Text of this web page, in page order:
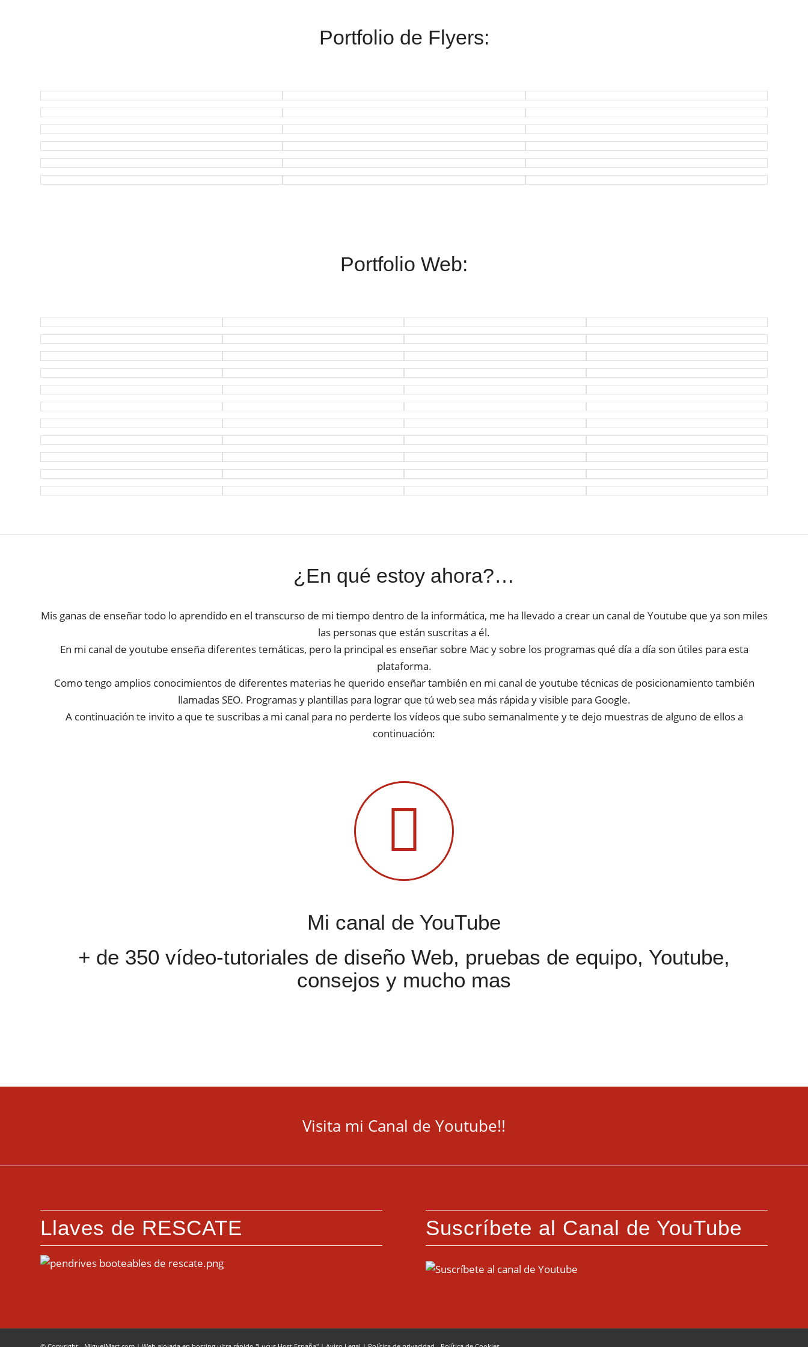
Portfolio de Flyers:
Portfolio Web:
¿En qué estoy ahora?…
Mis ganas de enseñar todo lo aprendido en el transcurso de mi tiempo dentro de la informática, me ha llevado a crear un canal de Youtube que ya son miles
las personas que están suscritas a él.
En mi canal de youtube enseña diferentes temáticas, pero la principal es enseñar sobre Mac y sobre los programas qué día a día son útiles para esta
plataforma.
Como tengo amplios conocimientos de diferentes materias he querido enseñar también en mi canal de youtube técnicas de posicionamiento también
llamadas SEO. Programas y plantillas para lograr que tú web sea más rápida y visible para Google.
A continuación te invito a que te suscribas a mi canal para no perderte los vídeos que subo semanalmente y te dejo muestras de alguno de ellos a
continuación:
Mi canal de YouTube
+ de 350 vídeo-tutoriales de diseño Web, pruebas de equipo, Youtube,
consejos y mucho mas
Visita mi Canal de Youtube!!
Llaves de RESCATE Suscríbete al Canal de YouTube